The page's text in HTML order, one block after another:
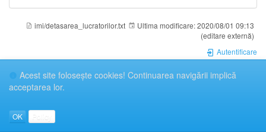
imi/detasarea_lucratorilor.txt Ultima modificare:2020/08/01 09:13
(editare externă)
Autentificare
Acest site foloseşte cookies! Continuarea navigării implică
acceptarea lor.
OK Policy